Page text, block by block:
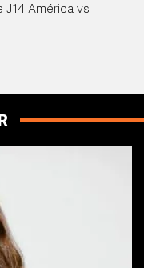
J14 América vs